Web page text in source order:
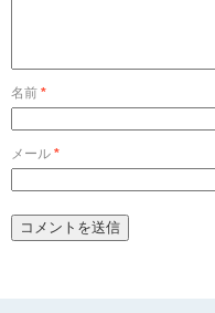
名前 *
メール *